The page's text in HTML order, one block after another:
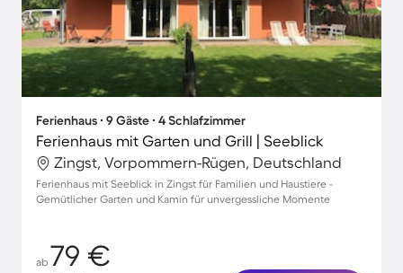
Ferienhaus ∙ 9 Gäste ∙ 4 Schlafzimmer
Ferienhaus mit Garten und Grill | Seeblick
Zingst, Vorpommern-Rügen, Deutschland
Ferienhaus mit Seeblick in Zingst für Familien und Haustiere -
Gemütlicher Garten und Kamin für unvergessliche Momente
ab 79 €